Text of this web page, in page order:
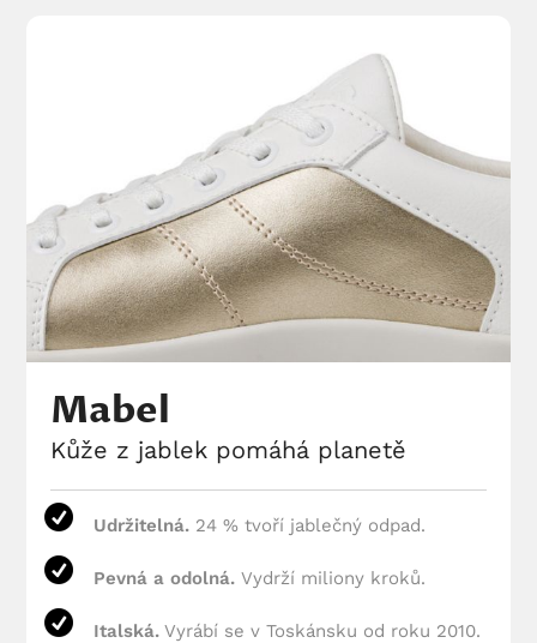
Mabel
Kůže z jablek pomáhá planetě
Udržitelná. 24 % tvoří jablečný odpad.
Pevná a odolná.Vydrží miliony kroků.
Italská. Vyrábí se v Toskánsku od roku 2010.